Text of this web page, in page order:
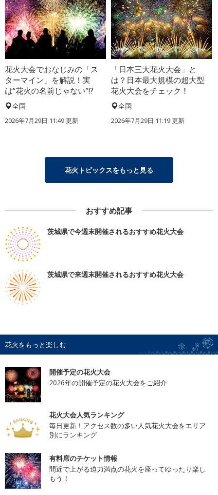
花火大会でおなじみの「ス
ターマイン」を解説！実
は“花火の名前じゃない”!?
全国
2026年7月29日 11:49 更新
「日本三大花火大会」と
は？日本最大規模の超大型
花火大会をチェック！
全国
2026年7月29日 11:19 更新
花火トピックスをもっと見る
おすすめ記事
茨城県で今週末開催されるおすすめ花火大会
茨城県で来週末開催されるおすすめ花火大会
花火をもっと楽しむ
開催予定の花火大会
2026年の開催予定の花火大会をご紹介
花火大会人気ランキング
毎日更新！アクセス数の多い人気花火大会をエリア
別にランキング
有料席のチケット情報
間近で上がる迫力満点の花火を座ってゆったり楽し
もう！